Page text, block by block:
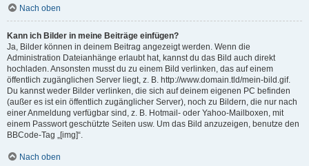
Nach oben
Kann ich Bilder in meine Beiträge einfügen?
Ja, Bilder können in deinem Beitrag angezeigt werden. Wenn die
Administration Dateianhänge erlaubt hat, kannst du das Bild auch direkt
hochladen. Ansonsten musst du zu einem Bild verlinken, das auf einem
öffentlich zugänglichen Server liegt, z. B. http://www.domain.tld/mein-bild.gif.
Du kannst weder Bilder verlinken, die sich auf deinem eigenen PC befinden
(außer es ist ein öffentlich zugänglicher Server), noch zu Bildern, die nur nach
einer Anmeldung verfügbar sind, z. B. Hotmail- oder Yahoo-Mailboxen, mit
einem Passwort geschützte Seiten usw. Um das Bild anzuzeigen, benutze den
BBCode-Tag „[img]“.
Nach oben